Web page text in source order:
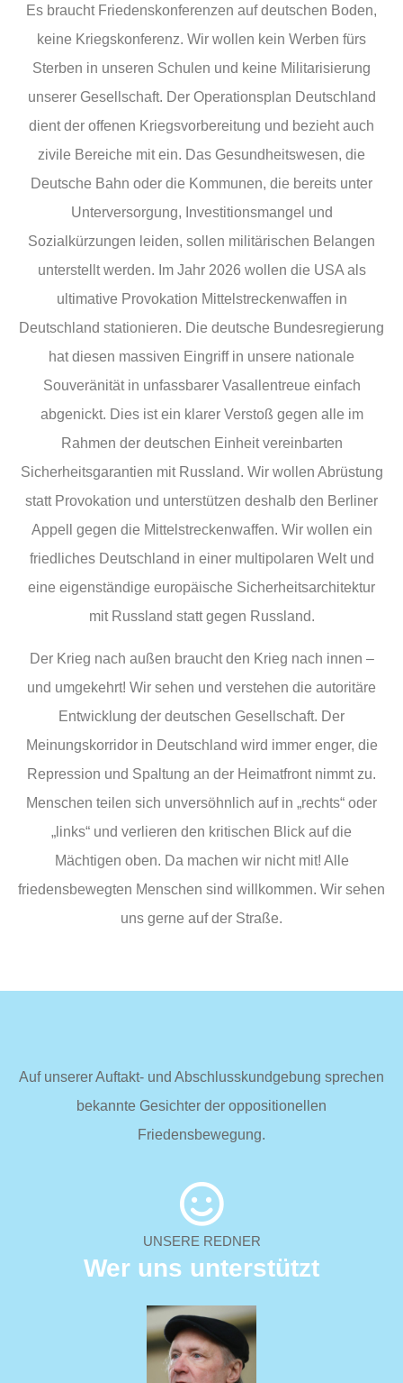
Es braucht Friedenskonferenzen auf deutschen Boden,
keine Kriegskonferenz. Wir wollen kein Werben fürs
Sterben in unseren Schulen und keine Militarisierung
unserer Gesellschaft. Der Operationsplan Deutschland
dient der offenen Kriegsvorbereitung und bezieht auch
zivile Bereiche mit ein. Das Gesundheitswesen, die
Deutsche Bahn oder die Kommunen, die bereits unter
Unterversorgung, Investitionsmangel und
Sozialkürzungen leiden, sollen militärischen Belangen
unterstellt werden. Im Jahr 2026 wollen die USA als
ultimative Provokation Mittelstreckenwaffen in
Deutschland stationieren. Die deutsche Bundesregierung
hat diesen massiven Eingriff in unsere nationale
Souveränität in unfassbarer Vasallentreue einfach
abgenickt. Dies ist ein klarer Verstoß gegen alle im
Rahmen der deutschen Einheit vereinbarten
Sicherheitsgarantien mit Russland. Wir wollen Abrüstung
statt Provokation und unterstützen deshalb den Berliner
Appell gegen die Mittelstreckenwaffen. Wir wollen ein
friedliches Deutschland in einer multipolaren Welt und
eine eigenständige europäische Sicherheitsarchitektur
mit Russland statt gegen Russland.
Der Krieg nach außen braucht den Krieg nach innen –
und umgekehrt! Wir sehen und verstehen die autoritäre
Entwicklung der deutschen Gesellschaft. Der
Meinungskorridor in Deutschland wird immer enger, die
Repression und Spaltung an der Heimatfront nimmt zu.
Menschen teilen sich unversöhnlich auf in „rechts“ oder
„links“ und verlieren den kritischen Blick auf die
Mächtigen oben. Da machen wir nicht mit! Alle
friedensbewegten Menschen sind willkommen. Wir sehen
uns gerne auf der Straße.
Auf unserer Auftakt- und Abschlusskundgebung sprechen
bekannte Gesichter der oppositionellen
Friedensbewegung.
UNSERE REDNER
Wer uns unterstützt